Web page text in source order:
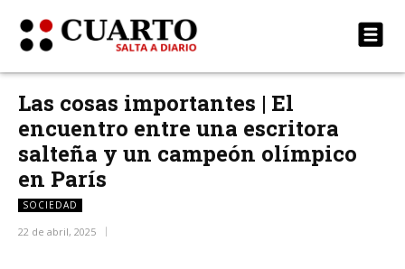
Las cosas importantes | El
encuentro entre una escritora
salteña y un campeón olímpico
en París
SOCIEDAD
22 de abril, 2025